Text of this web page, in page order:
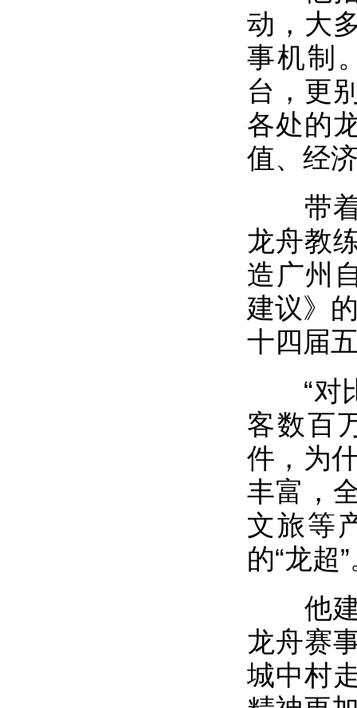
动，大
事机制
台，更
各处的
值、经
带着
龙舟教
造广州
建议》
十四届
“对比
客数百
件，为
丰富，
文旅等
的“龙超
他建
龙舟赛
城中村